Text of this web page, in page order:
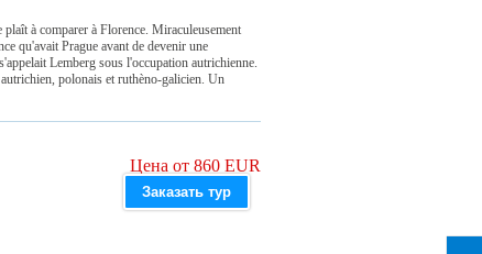
à comparer à Florence. Miraculeusement
qu'avait Prague avant de devenir une
Lemberg sous l'occupation autrichienne.
polonais et ruthèno-galicien. Un
Цена от 860 EUR
Заказать тур